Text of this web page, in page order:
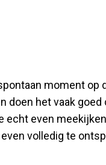
moment op
doen het vaak
echt even
volledig te